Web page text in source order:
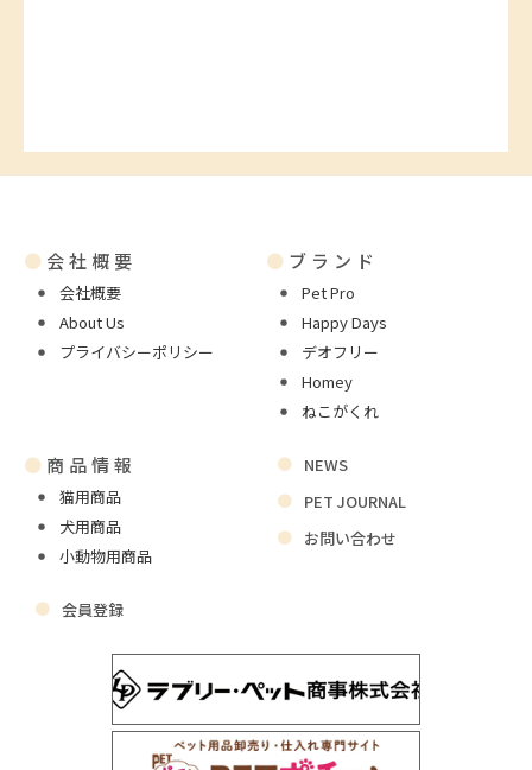
● 会社概要
会社概要
About Us
プライバシーポリシー
● ブランド
Pet Pro
Happy Days
デオフリー
Homey
ねこがくれ
● 商品情報
猫用商品
犬用商品
小動物用商品
NEWS
PET JOURNAL
お問い合わせ
会員登録